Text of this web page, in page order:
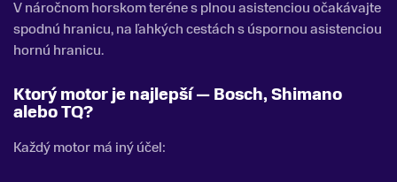
V náročnom horskom teréne s plnou asistenciou očakávajte
spodnú hranicu, na ľahkých cestách s úspornou asistenciou
hornú hranicu.
Ktorý motor je najlepší — Bosch, Shimano
alebo TQ?
Každý motor má iný účel: